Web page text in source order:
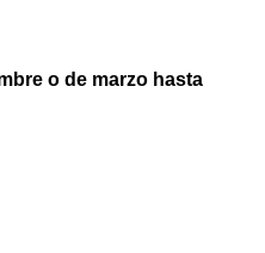
o de marzo hasta